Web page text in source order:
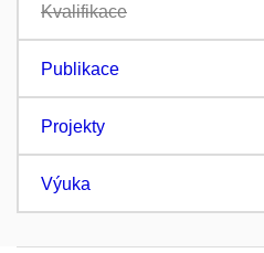
Kvalifikace
Publikace
Projekty
Výuka